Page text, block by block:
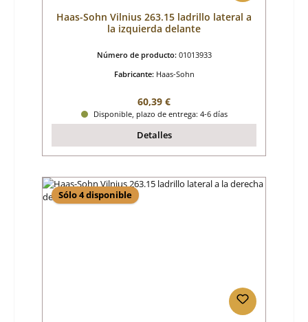
Haas-Sohn Vilnius 263.15 ladrillo lateral a
la izquierda delante
Número de producto: 01013933
Fabricante: Haas-Sohn
Precio normal:
60,39 €
Disponible, plazo de entrega: 4-6 días
Detalles
Sólo 4 disponible